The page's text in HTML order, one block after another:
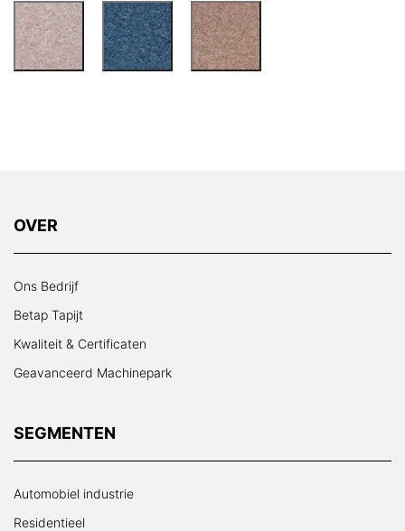
OVER
Ons Bedrijf
Betap Tapijt
Kwaliteit & Certificaten
Geavanceerd Machinepark
SEGMENTEN
Automobiel industrie
Residentieel